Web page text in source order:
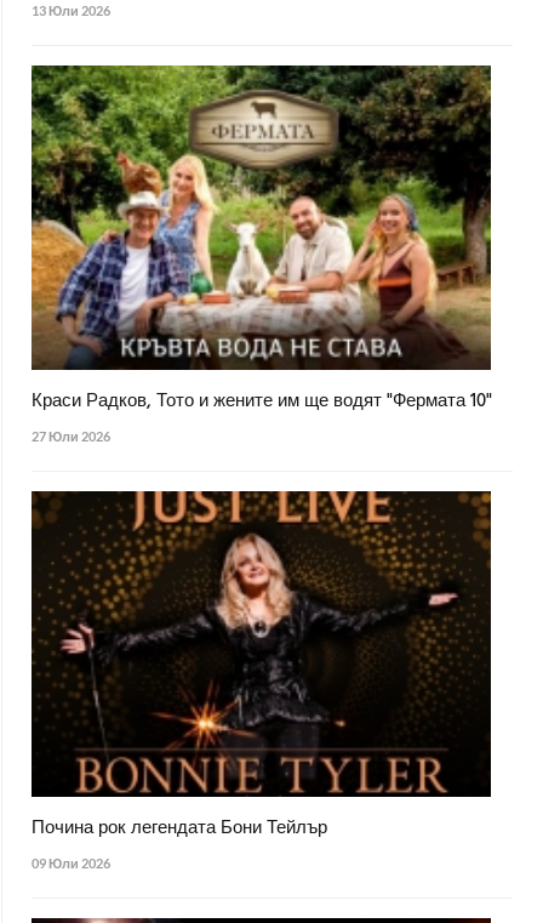
13 Юли 2026
Краси Радков, Тото и жените им ще водят "Фермата 10"
27 Юли 2026
Почина рок легендата Бони Тейлър
09 Юли 2026